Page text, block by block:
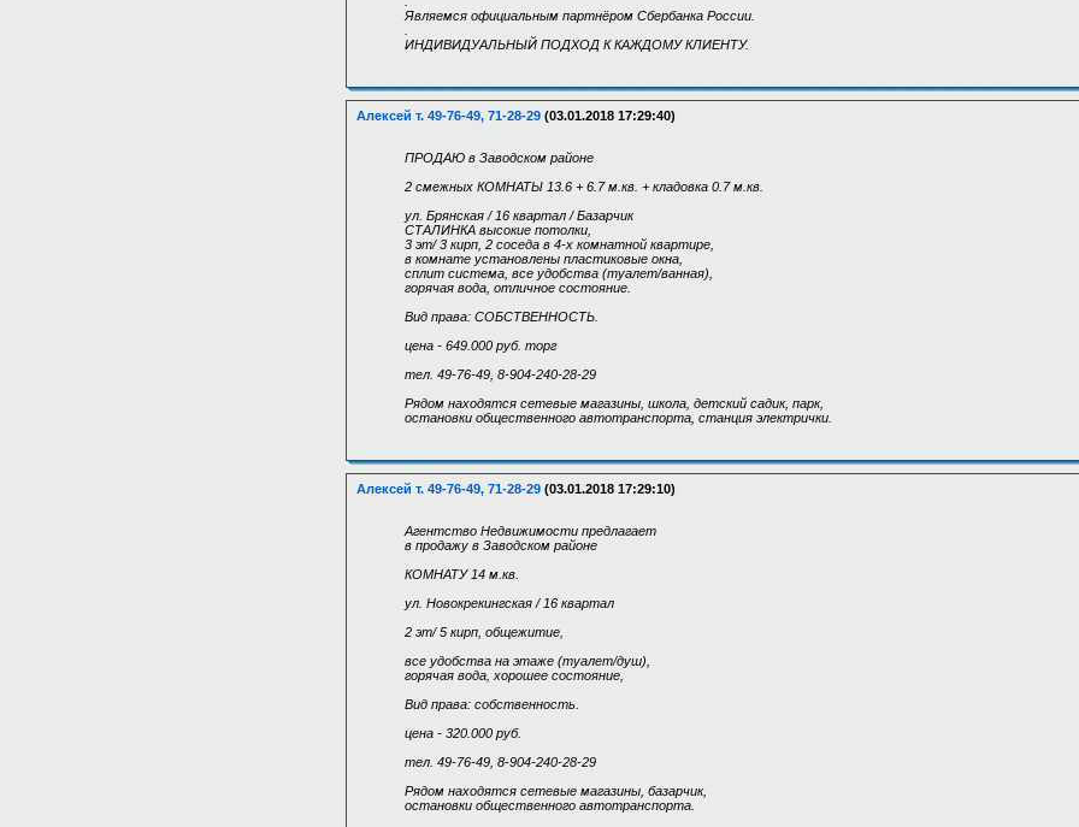
Являемся официальным партнёром Сбербанка России.
ИНДИВИДУАЛЬНЫЙ ПОДХОД К КАЖДОМУ КЛИЕНТУ.
Алексей т. 49-76-49, 71-28-29 (03.01.2018 17:29:40)
ПРОДАЮ в Заводском районе
2 смежных КОМНАТЫ 13.6 + 6.7 м.кв. + кладовка 0.7 м.кв.
ул. Брянская / 16 квартал / Базарчик
СТАЛИНКА высокие потолки,
3 эт/ 3 кирп, 2 соседа в 4-х комнатной квартире,
в комнате установлены пластиковые окна,
сплит система, все удобства (туалет/ванная),
горячая вода, отличное состояние.
Вид права: СОБСТВЕННОСТЬ.
цена - 649.000 руб. торг
тел. 49-76-49, 8-904-240-28-29
Рядом находятся сетевые магазины, школа, детский садик, парк,
остановки общественного автотранспорта, станция электрички.
Алексей т. 49-76-49, 71-28-29 (03.01.2018 17:29:10)
Агентство Недвижимости предлагает
в продажу в Заводском районе
КОМНАТУ 14 м.кв.
ул. Новокрекингская / 16 квартал
2 эт/ 5 кирп, общежитие,
все удобства на этаже (туалет/душ),
горячая вода, хорошее состояние,
Вид права: собственность.
цена - 320.000 руб.
тел. 49-76-49, 8-904-240-28-29
Рядом находятся сетевые магазины, базарчик,
остановки общественного автотранспорта.